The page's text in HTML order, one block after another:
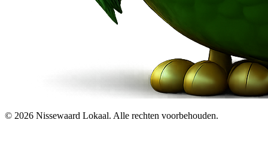
© 2026 Nissewaard Lokaal. Alle rechten voorbehouden.